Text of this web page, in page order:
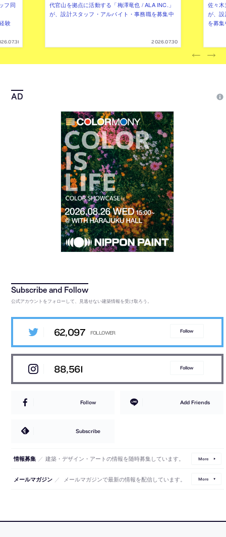
フ同
験
代官山を拠点に活動する「梅澤竜也 / ALA INC.」
が、設計スタッフ・アルバイト・事務職を募集中
2026.07.30
佐々
が、
を募
公式アカウントをフォローして、見逃せない建築情報を受け取ろう。
62,097 Follow
88,561 Follow
Follow Add Friends
Subscribe
情報募集 ／ 建築・デザイン・アートの情報を随時募集しています。 More
メールマガジン ／ メールマガジンで最新の情報を配信しています。 More